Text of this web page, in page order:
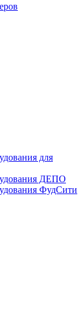
для
ДЕПО
ФудСити